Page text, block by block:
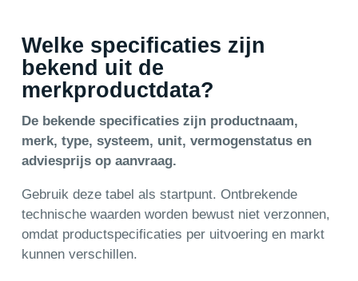
Welke specificaties zijn
bekend uit de
merkproductdata?
De bekende specificaties zijn productnaam,
merk, type, systeem, unit, vermogenstatus en
adviesprijs op aanvraag.
Gebruik deze tabel als startpunt. Ontbrekende
technische waarden worden bewust niet verzonnen,
omdat productspecificaties per uitvoering en markt
kunnen verschillen.